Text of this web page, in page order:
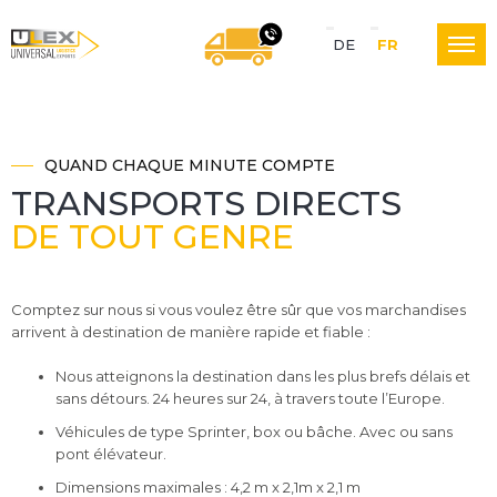
L
E
X
L
a
e
N
a
DE FR
QUAND CHAQUE MINUTE COMPTE
TRANSPORTS DIRECTS
DE TOUT GENRE
Comptez sur nous si vous voulez être sûr que vos marchandises
arrivent à destination de manière rapide et fiable :
Nous atteignons la destination dans les plus brefs délais et
sans détours. 24 heures sur 24, à travers toute l’Europe.
Véhicules de type Sprinter, box ou bâche. Avec ou sans
pont élévateur.
Dimensions maximales : 4,2 m x 2,1m x 2,1 m